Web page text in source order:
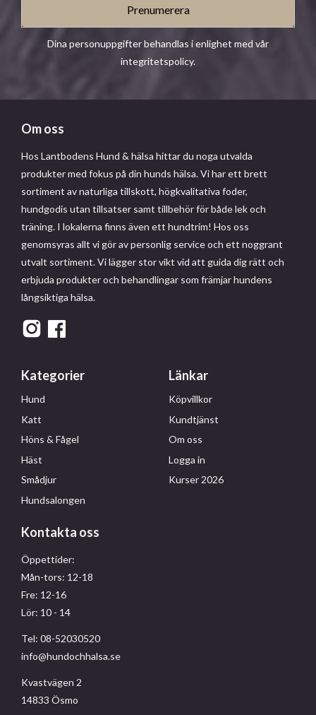
Prenumerera
Dina personuppgifter behandlas i enlighet med vår
integritetspolicy.
Om oss
Hos Lantbodens Hund & hälsa hittar du noga utvalda
produkter med fokus på din hunds hälsa. Vi har ett brett
sortiment av naturliga tillskott, högkvalitativa foder,
hundgodis utan tillsatser samt tillbehör för både lek och
träning. I lokalerna finns även ett hundtrim! Hos oss
genomsyras allt vi gör av personlig service och ett noggrant
utvalt sortiment. Vi lägger stor vikt vid att guida dig rätt och
erbjuda produkter och behandlingar som främjar hundens
långsiktiga hälsa.
Kategorier
Hund
Katt
Höns & Fågel
Häst
Smådjur
Hundsalongen
Länkar
Köpvillkor
Kundtjänst
Om oss
Logga in
Kurser 2026
Kontakta oss
Öppettider:
Mån-tors: 12-18
Fre: 12-16
Lör: 10 - 14
Tel: 08-52030520
info@hundochhalsa.se
Kvastvägen 2
14833 Ösmo